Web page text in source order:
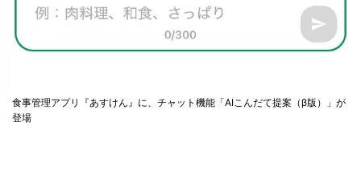
食事管理アプリ『あすけん』に、チャット機能「AIこんだて提案（β版）」が
登場